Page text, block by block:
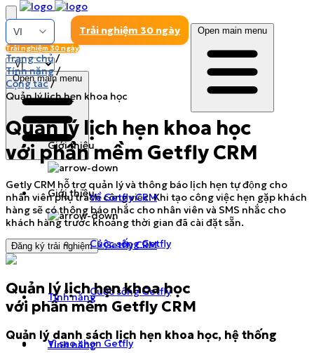
Trải nghiệm 30 ngày Open main menu
Giới thiệu
Về Getfly CRM
Cuộc sống Getfly
Tính năng
Vì sao chọn Getfly
Trải nghiệm 30 ngày
Open main menu
Giới thiệu
Về Getfly CRM
Cuộc sống Getfly
Tính năng
Trang chủ/
Tính năng/
Cộng tác/
Quản lý lịch hẹn khoa học
Quản lý lịch hẹn khoa học
với phần mềm Getfly CRM
Getly CRM hỗ trợ quản lý và thông báo lịch hẹn tự động cho
nhân viên phụ trách công việc. Khi tạo công việc hẹn gặp khách
hàng sẽ có thông báo nhắc cho nhân viên và SMS nhắc cho
khách hàng trước khoảng thời gian đã cài đặt sẵn.
Đăng ký trải nghiệm
Quản lý lịch hẹn khoa học
với phần mềm Getfly CRM
Quản lý danh sách lịch hẹn khoa học, hệ thống